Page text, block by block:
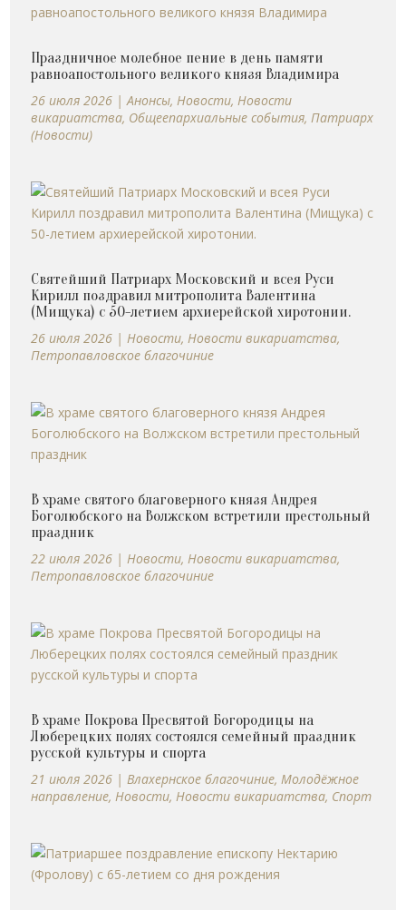
Праздничное молебное пение в день памяти
равноапостольного великого князя Владимира
26 июля 2026 |Анонсы,Новости,Новости
викариатства, Общеепархиальные события,Патриарх
(Новости)
Святейший Патриарх Московский и всея Руси
Кирилл поздравил митрополита Валентина
(Мищука) с 50-летием архиерейской хиротонии.
26 июля 2026 |Новости,Новости викариатства,
Петропавловское благочиние
В храме святого благоверного князя Андрея
Боголюбского на Волжском встретили престольный
праздник
22 июля 2026 |Новости,Новости викариатства,
Петропавловское благочиние
В храме Покрова Пресвятой Богородицы на
Люберецких полях состоялся семейный праздник
русской культуры и спорта
21 июля 2026 |Влахернское благочиние,Молодёжное
направление,Новости,Новости викариатства, Спорт